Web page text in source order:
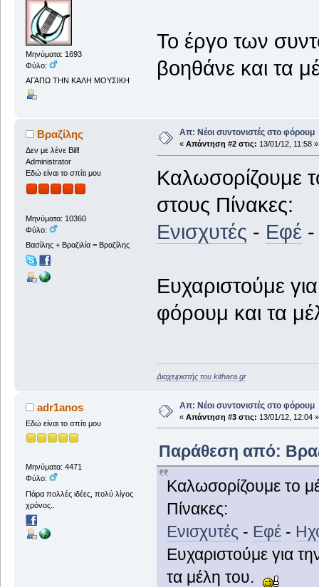
Μηνύματα: 1693
Φύλο:
ΑΓΑΠΩ ΤΗΝ ΚΑΛΗ ΜΟΥΣΙΚΗ
Το έργο των
βοηθάνε και τα
Βραζίλης
Δεν με λένε Bill!
Administrator
Εδώ είναι το σπίτι μου
Μηνύματα: 10360
Φύλο:
Βασίλης + Βραζιλία = Βραζίλης
Απ: Νέοι συντονιστές στο φόρουμ
« Απάντηση #2 στις: 13/01/12, 11:58 »
Καλωσορίζουμε
στους Πίνακες:
Ενισχυτές - Εφέ
Ευχαριστούμε
φόρουμ και τα
Διαχειριστής του kithara.gr
adr1anos
Εδώ είναι το σπίτι μου
Μηνύματα: 4471
Φύλο:
Πάρα πολλές ιδέες, πολύ λίγος
χρόνος..
Απ: Νέοι συντονιστές στο φόρουμ
« Απάντηση #3 στις: 13/01/12, 12:04 »
Παράθεση από:
Καλωσορίζουμε το
Πίνακες:
Ενισχυτές - Εφέ-
Ευχαριστούμε για
τα μέλη του.